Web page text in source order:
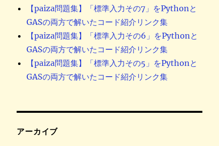
【paiza問題集】「標準入力その7」をPythonと
GASの両方で解いたコード紹介リンク集
【paiza問題集】「標準入力その6」をPythonと
GASの両方で解いたコード紹介リンク集
【paiza問題集】「標準入力その5」をPythonと
GASの両方で解いたコード紹介リンク集
アーカイブ